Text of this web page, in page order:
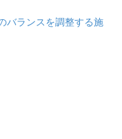
バランスを調整する施